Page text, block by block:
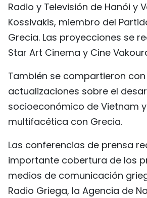
Radio y Televisión de Hanói y
Kossivakis, miembro del
Grecia. Las proyecciones se
Star Art Cinema y Cine
También se compartieron
actualizaciones sobre el
socioeconómico de Vietnam
multifacética con Grecia.
Las conferencias de prensa
importante cobertura de los
medios de comunicación
Radio Griega, la Agencia de